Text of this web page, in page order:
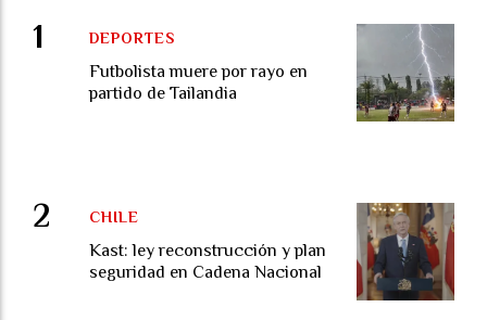
Futbolista muere por rayo en
partido de Tailandia
DEPORTES
Kast: ley reconstrucción y plan
seguridad en Cadena Nacional
CHILE